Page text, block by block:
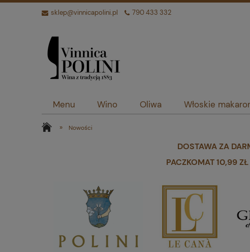
sklep@vinnicapolini.pl 790 433 332
Menu Wino Oliwa Włoskie
» Nowości
DOSTAWA ZA
PACZKOMAT 10,99